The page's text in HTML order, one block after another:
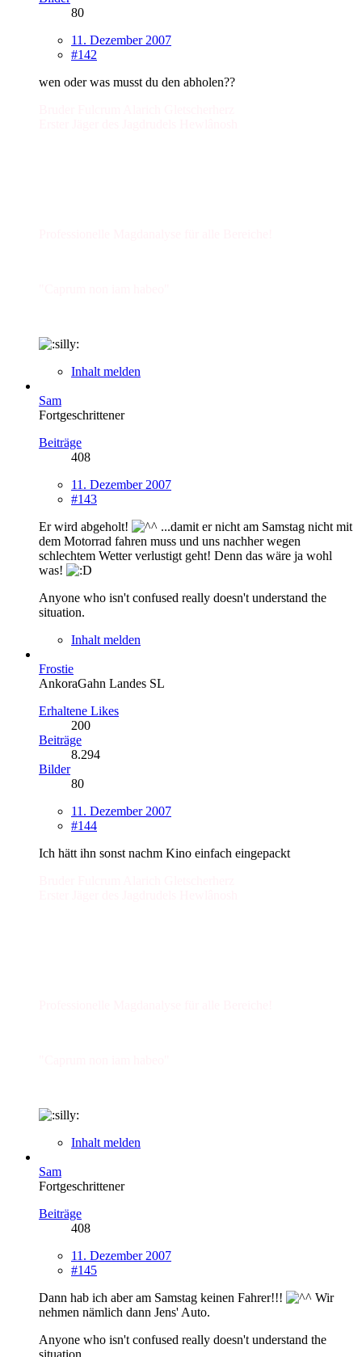
80
11. Dezember 2007
#142
wen oder was musst du den abholen??
Inhalt melden
Sam
Fortgeschrittener
Beiträge
408
11. Dezember 2007
#143
Er wird abgeholt!
...damit er nicht am Samstag nicht mit
dem Motorrad fahren muss und uns nachher wegen
schlechtem Wetter verlustigt geht! Denn das wäre ja wohl
was!
Anyone who isn't confused really doesn't understand the
situation.
Inhalt melden
Frostie
AnkoraGahn Landes SL
Erhaltene Likes
200
Beiträge
8.294
Bilder
80
11. Dezember 2007
#144
Ich hätt ihn sonst nachm Kino einfach eingepackt
Inhalt melden
Sam
Fortgeschrittener
Beiträge
408
11. Dezember 2007
#145
Dann hab ich aber am Samstag keinen Fahrer!!!
Wir
nehmen nämlich dann Jens' Auto.
Anyone who isn't confused really doesn't understand the
situation.